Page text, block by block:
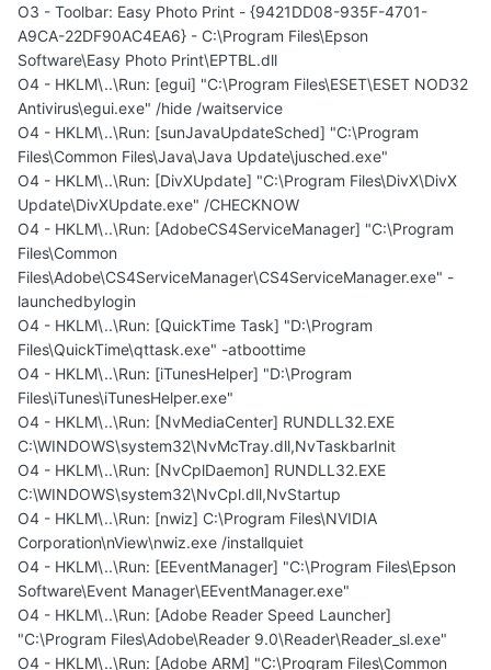
O3 - Toolbar: Easy Photo Print - {9421DD08-935F-4701-
A9CA-22DF90AC4EA6} - C:\Program Files\Epson
Software\Easy Photo Print\EPTBL.dll
O4 - HKLM\..\Run: [egui] "C:\Program Files\ESET\ESET NOD32
Antivirus\egui.exe" /hide /waitservice
O4 - HKLM\..\Run: [sunJavaUpdateSched] "C:\Program
Files\Common Files\Java\Java Update\jusched.exe"
O4 - HKLM\..\Run: [DivXUpdate] "C:\Program Files\DivX\DivX
Update\DivXUpdate.exe" /CHECKNOW
O4 - HKLM\..\Run: [AdobeCS4ServiceManager] "C:\Program
Files\Common
Files\Adobe\CS4ServiceManager\CS4ServiceManager.exe" -
launchedbylogin
O4 - HKLM\..\Run: [QuickTime Task] "D:\Program
Files\QuickTime\qttask.exe" -atboottime
O4 - HKLM\..\Run: [iTunesHelper] "D:\Program
Files\iTunes\iTunesHelper.exe"
O4 - HKLM\..\Run: [NvMediaCenter] RUNDLL32.EXE
C:\WINDOWS\system32\NvMcTray.dll,NvTaskbarInit
O4 - HKLM\..\Run: [NvCplDaemon] RUNDLL32.EXE
C:\WINDOWS\system32\NvCpl.dll,NvStartup
O4 - HKLM\..\Run: [nwiz] C:\Program Files\NVIDIA
Corporation\nView\nwiz.exe /installquiet
O4 - HKLM\..\Run: [EEventManager] "C:\Program Files\Epson
Software\Event Manager\EEventManager.exe"
O4 - HKLM\..\Run: [Adobe Reader Speed Launcher]
"C:\Program Files\Adobe\Reader 9.0\Reader\Reader_sl.exe"
O4 - HKLM\..\Run: [Adobe ARM] "C:\Program Files\Common